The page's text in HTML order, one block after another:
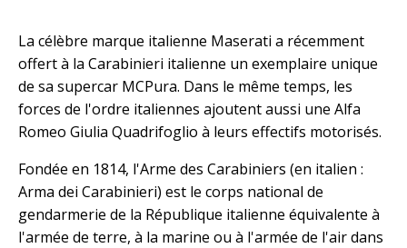
La célèbre marque italienne Maserati a récemment
offert à la Carabinieri italienne un exemplaire unique
de sa supercar MCPura. Dans le même temps, les
forces de l'ordre italiennes ajoutent aussi une Alfa
Romeo Giulia Quadrifoglio à leurs effectifs motorisés.
Fondée en 1814, l'Arme des Carabiniers (en italien :
Arma dei Carabinieri) est le corps national de
gendarmerie de la République italienne équivalente à
l'armée de terre, à la marine ou à l'armée de l'air dans